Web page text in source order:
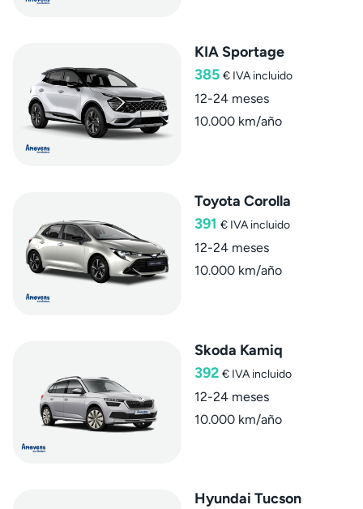
KIA Sportage
385 € IVA incluido
12-24 meses
10.000 km/año
Toyota Corolla
391 € IVA incluido
12-24 meses
10.000 km/año
Skoda Kamiq
392 € IVA incluido
12-24 meses
10.000 km/año
Hyundai Tucson